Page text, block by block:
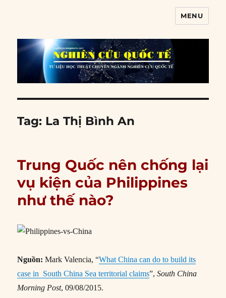
MENU
Tag: La Thị Bình An
Trung Quốc nên chống lại
vụ kiện của Philippines
như thế nào?
Nguồn: Mark Valencia, “What China can do to build its
case in South China Sea territorial claims”,South China
Morning Post, 09/08/2015.